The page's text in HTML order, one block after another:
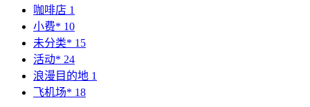
咖啡店 1
小费* 10
未分类* 15
活动* 24
浪漫目的地 1
飞机场* 18